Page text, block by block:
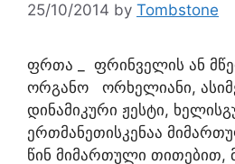
25/10/2014 by Tombstone
ფრთა _ ფრინველის ან
ორგანო ორხელიანი,
დინამიკური ჟესტი,
ერთმანეთისკენაა
წინ მიმართული თითებით,